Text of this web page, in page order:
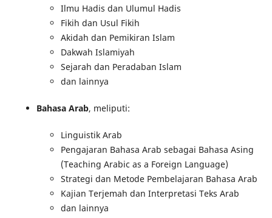
Ilmu Hadis dan Ulumul Hadis
Fikih dan Usul Fikih
Akidah dan Pemikiran Islam
Dakwah Islamiyah
Sejarah dan Peradaban Islam
dan lainnya
Bahasa Arab, meliputi:
Linguistik Arab
Pengajaran Bahasa Arab sebagai Bahasa Asing
(Teaching Arabic as a Foreign Language)
Strategi dan Metode Pembelajaran Bahasa Arab
Kajian Terjemah dan Interpretasi Teks Arab
dan lainnya